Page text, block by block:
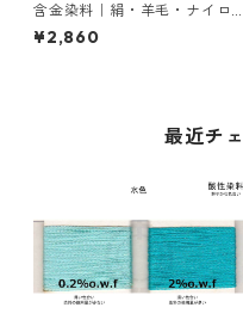
含金染料｜絹・羊毛・ナイロ
ンを染める｜100g｜ラニール
エローRRN（赤みの黄色）
¥2,860
最近チ